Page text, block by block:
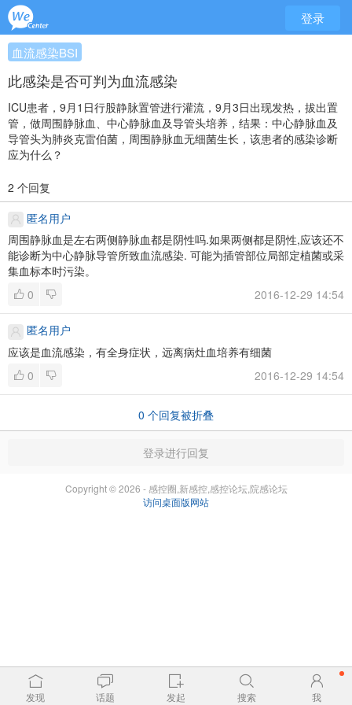
登录
血流感染BSI
此感染是否可判为血流感染
ICU患者，9月1日行股静脉置管进行灌流，9月3日出现发热，拔出置
管，做周围静脉血、中心静脉血及导管头培养，结果：中心静脉血及
导管头为肺炎克雷伯菌，周围静脉血无细菌生长，该患者的感染诊断
应为什么？
2 个回复
匿名用户
周围静脉血是左右两侧静脉血都是阴性吗.如果两侧都是阴性,应该还不
能诊断为中心静脉导管所致血流感染. 可能为插管部位局部定植菌或采
集血标本时污染。
0
2016-12-29 14:54
匿名用户
应该是血流感染，有全身症状，远离病灶血培养有细菌
0
2016-12-29 14:54
0 个回复被折叠
登录进行回复
Copyright © 2026 - 感控圈,新感控,感控论坛,院感论坛
访问桌面版网站
发现 话题 发起 搜索 我